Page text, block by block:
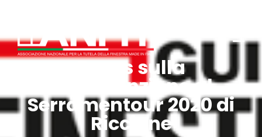
Focus sulla
manutenzione al
Serramentour 2020 di
Riccione